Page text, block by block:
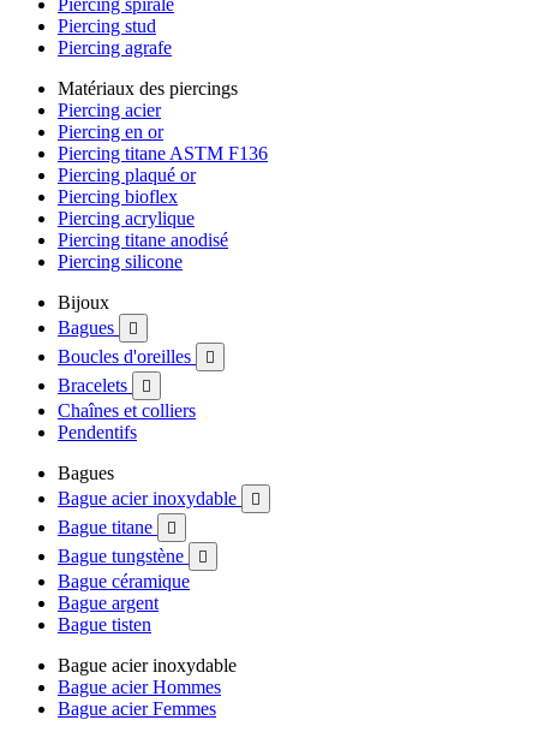
Piercing spirale
Piercing stud
Piercing agrafe
Matériaux des piercings
Piercing acier
Piercing en or
Piercing titane ASTM F136
Piercing plaqué or
Piercing bioflex
Piercing acrylique
Piercing titane anodisé
Piercing silicone
Bijoux
Bagues

Boucles d'oreilles 
Bracelets 
Chaînes et colliers
Pendentifs
Bagues
Bague acier inoxydable

Bague titane 
Bague tungstène 
Bague céramique
Bague argent
Bague tisten
Bague acier inoxydable
Bague acier Hommes
Bague acier Femmes